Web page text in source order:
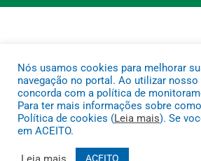
Nós usamos cookies para melhorar
navegação no portal. Ao utilizar
concorda com a política de
Para ter mais informações sobre
Política de cookies (Leia mais). Se
em ACEITO.
ACEITO